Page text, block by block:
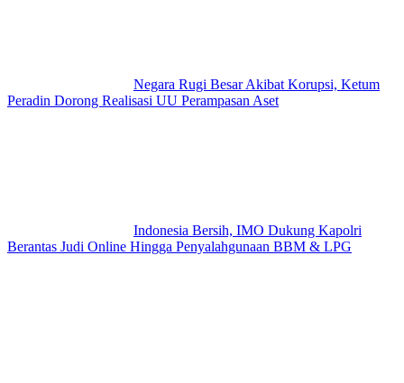
Negara Rugi Besar Akibat Korupsi, Ketum
Peradin Dorong Realisasi UU Perampasan Aset
Indonesia Bersih, IMO Dukung Kapolri
Berantas Judi Online Hingga Penyalahgunaan BBM & LPG